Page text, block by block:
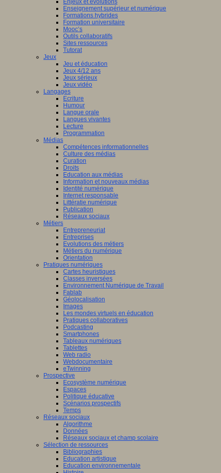
Enjeux et évolutions
Enseignement supérieur et numérique
Formations hybrides
Formation universitaire
Mooc’s
Outils collaboratifs
Sites ressources
Tutorat
Jeux
Jeu et éducation
Jeux 4/12 ans
Jeux sérieux
Jeux vidéo
Langages
Ecriture
Humour
Langue orale
Langues vivantes
Lecture
Programmation
Médias
Compétences informationnelles
Culture des médias
Curation
Droits
Education aux médias
Information et nouveaux médias
Identité numérique
Internet responsable
Littératie numérique
Publication
Réseaux sociaux
Métiers
Entrepreneuriat
Entreprises
Evolutions des métiers
Métiers du numérique
Orientation
Pratiques numériques
Cartes heuristiques
Classes inversées
Environnement Numérique de Travail
Fablab
Géolocalisation
Images
Les mondes virtuels en éducation
Pratiques collaboratives
Podcasting
Smartphones
Tableaux numériques
Tablettes
Web radio
Webdocumentaire
eTwinning
Prospective
Ecosystème numérique
Espaces
Politique éducative
Scénarios prospectifs
Temps
Réseaux sociaux
Algorithme
Données
Réseaux sociaux et champ scolaire
Sélection de ressources
Bibliographies
Education artistique
Education environnementale